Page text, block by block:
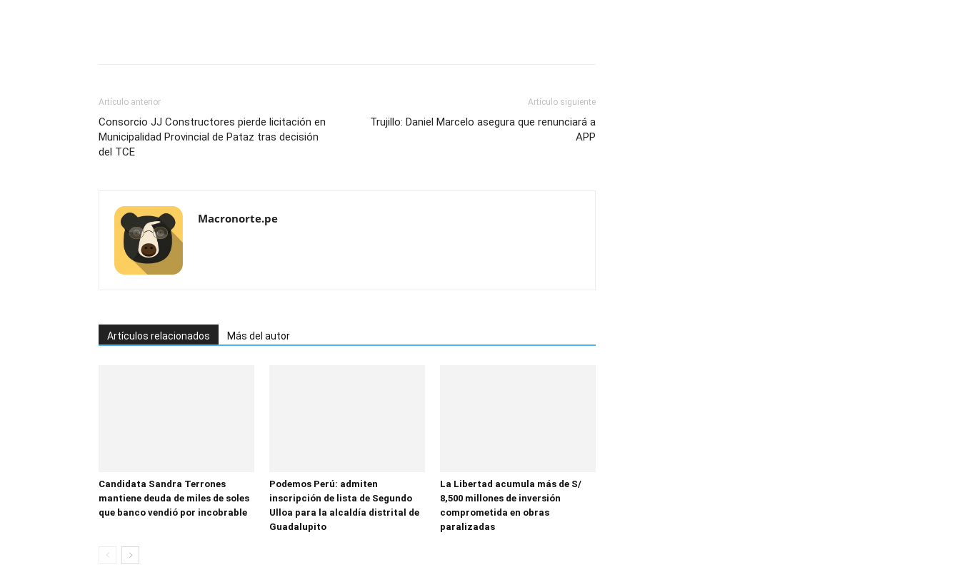
Artículo anterior
Consorcio JJ Constructores pierde licitación en
Municipalidad Provincial de Pataz tras decisión
del TCE
Artículo siguiente
Trujillo: Daniel Marcelo asegura que renunciará a
APP
Macronorte.pe
Artículos relacionados Más del autor
Candidata Sandra Terrones
mantiene deuda de miles de soles
que banco vendió por incobrable
Podemos Perú: admiten
inscripción de lista de Segundo
Ulloa para la alcaldía distrital de
Guadalupito
La Libertad acumula más de S/
8,500 millones de inversión
comprometida en obras
paralizadas